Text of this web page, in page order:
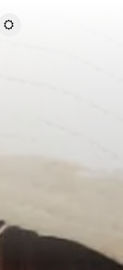
主题颜色切换